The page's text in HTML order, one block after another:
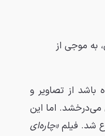
به موجی از
از تصاویر و
می‌درخشد. اما این
شد. فیلم«چاره‌ای